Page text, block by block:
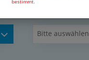
bestimmt.
Bitte auswählen